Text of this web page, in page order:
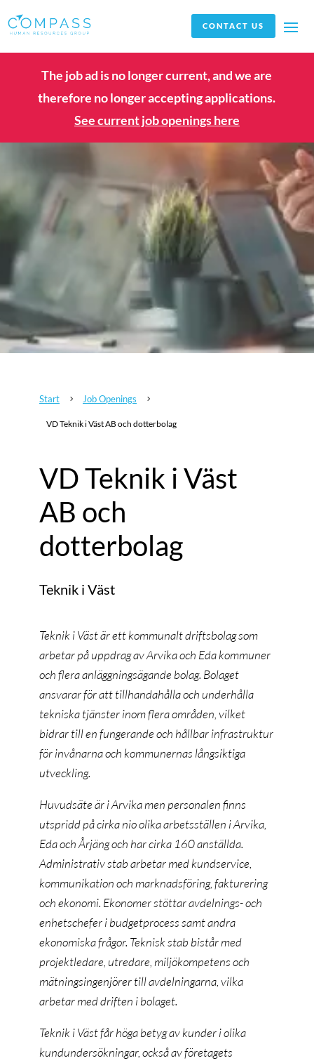
CONTACT US
The job ad is no longer current, and we are
therefore no longer accepting applications.
See current job openings here
Start 5 Job Openings 5
VD Teknik i Väst AB och dotterbolag
VD Teknik i Väst
AB och
dotterbolag
Teknik i Väst
Teknik i Väst är ett kommunalt driftsbolag som
arbetar på uppdrag av Arvika och Eda kommuner
och flera anläggningsägande bolag. Bolaget
ansvarar för att tillhandahålla och underhålla
tekniska tjänster inom flera områden, vilket
bidrar till en fungerande och hållbar infrastruktur
för invånarna och kommunernas långsiktiga
utveckling.
Huvudsäte är i Arvika men personalen finns
utspridd på cirka nio olika arbetsställen i Arvika,
Eda och Årjäng och har cirka 160 anställda.
Administrativ stab arbetar med kundservice,
kommunikation och marknadsföring, fakturering
och ekonomi. Ekonomer stöttar avdelnings- och
enhetschefer i budgetprocess samt andra
ekonomiska frågor. Teknisk stab bistår med
projektledare, utredare, miljökompetens och
mätningsingenjörer till avdelningarna, vilka
arbetar med driften i bolaget.
Teknik i Väst får höga betyg av kunder i olika
kundundersökningar, också av företagets